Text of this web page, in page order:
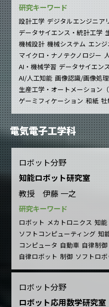
研究キーワード
設計工学 デジタルエンジニア
データサイエンス・統計工学
機械設計 機械システム エン
マイクロ・ナノテクノロジー
AI・機械学習 データサイエン
AI/人工知能 画像認識/画像処理
生産工学・オートメーション
ゲーミフィケーション 和紙
電気電子工学科
ロボット分野
知能ロボット研究室
教授 伊藤 一之
研究キーワード
ロボット メカトロニクス 知
ソフトコンピューティング 知
コンピュータ 自動車 自律制御
自律ロボット 制御 ソフトロボ
ロボット分野
ロボット応用数学研究室